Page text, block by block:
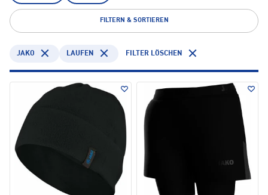
FILTERN & SORTIEREN
JAKO LAUFEN FILTER LÖSCHEN